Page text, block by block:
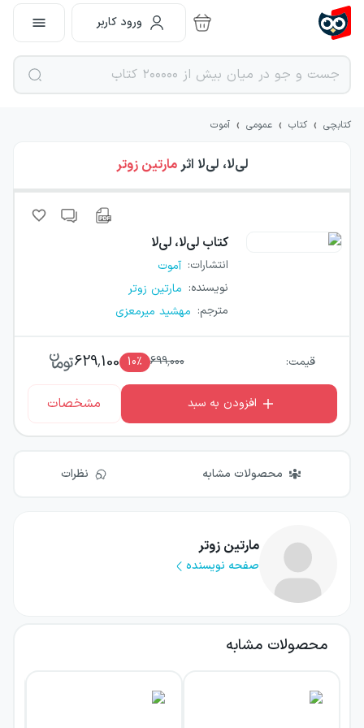
ورود کاربر
کتابچی › کتاب › عمومی › آموت
لی‌لا، لی‌لا اثرمارتین زوتر
کتاب لی‌لا، لی‌لا
انتشارات: آموت
نویسنده: مارتین زوتر
مترجم: مهشید میرمعزی
قیمت: 699,000
10٪ 629,100
افزودن به سبد مشخصات
محصولات مشابه نظرات
مارتین زوتر
صفحه نویسنده
محصولات مشابه